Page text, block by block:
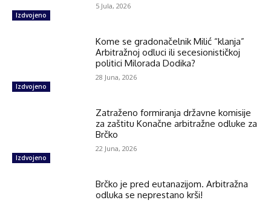
Izdvojeno
5 Jula, 2026
Izdvojeno
Kome se gradonačelnik Milić “klanja”
Arbitražnoj odluci ili secesionističkoj
politici Milorada Dodika?
28 Juna, 2026
Izdvojeno
Zatraženo formiranja državne komisije
za zaštitu Konačne arbitražne odluke za
Brčko
22 Juna, 2026
Brčko je pred eutanazijom. Arbitražna
odluka se neprestano krši!